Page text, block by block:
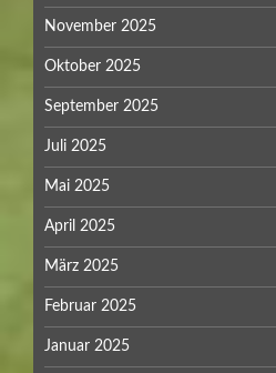
November 2025
Oktober 2025
September 2025
Juli 2025
Mai 2025
April 2025
März 2025
Februar 2025
Januar 2025